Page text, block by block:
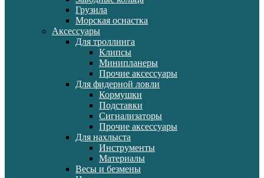
Грузила
Морская оснастка
Аксессуары
Для троллинга
Клипсы
Минипланеры
Прочие аксессуары
Для фидерной ловли
Кормушки
Подставки
Сигнализаторы
Прочие аксессуары
Для нахлыста
Инструменты
Материалы
Весы и безмены